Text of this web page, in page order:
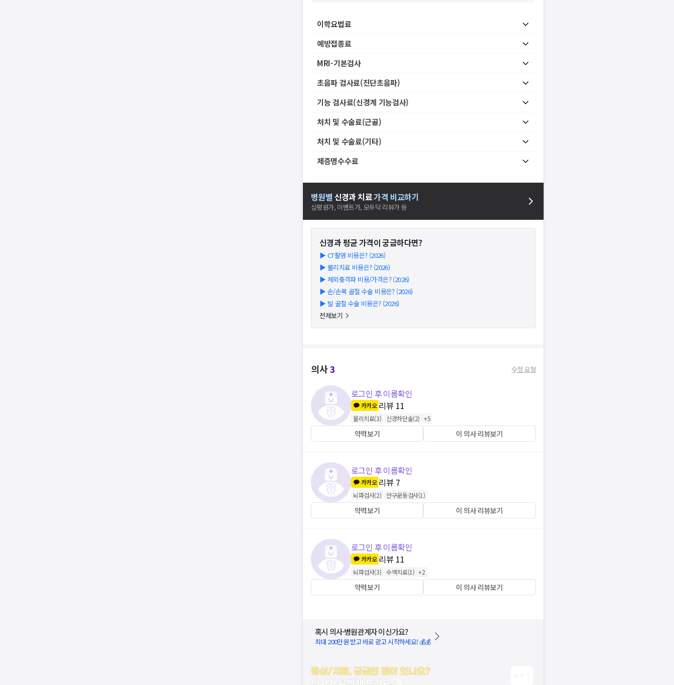
이학요법료
예방접종료
MRI-기본검사
초음파 검사료(진단초음파)
기능 검사료(신경계 기능검사)
처치 및 수술료(근골)
처치 및 수술료(기타)
제증명수수료
병원별 신경과치료가격 비교하기
심평원가, 이벤트가, 모두닥 리뷰가 등
신경과평균 가격이 궁금하다면?
▶ CT촬영 비용은? (2026)
▶ 물리치료 비용은? (2026)
▶ 체외충격파 비용/가격은? (2026)
▶ 손/손목 골절 수술 비용은? (2026)
▶ 발 골절 수술 비용은? (2026)
전체보기
의사3 수정 요청
로그인 후 이름확인
카카오 리뷰 11
물리치료(3) 신경차단술(2) +5
약력보기 이 의사 리뷰보기
로그인 후 이름확인
카카오 리뷰 7
뇌파검사(2) 안구운동검사(1)
약력보기 이 의사 리뷰보기
로그인 후 이름확인
카카오 리뷰 11
뇌파검사(3) 수액치료(1) +2
약력보기 이 의사 리뷰보기
혹시 의사·병원관계자 이신가요?
최대 200만원 받고 바로 광고 시작하세요! 💰💰
증상/치료, 궁금한 점이 있나요?